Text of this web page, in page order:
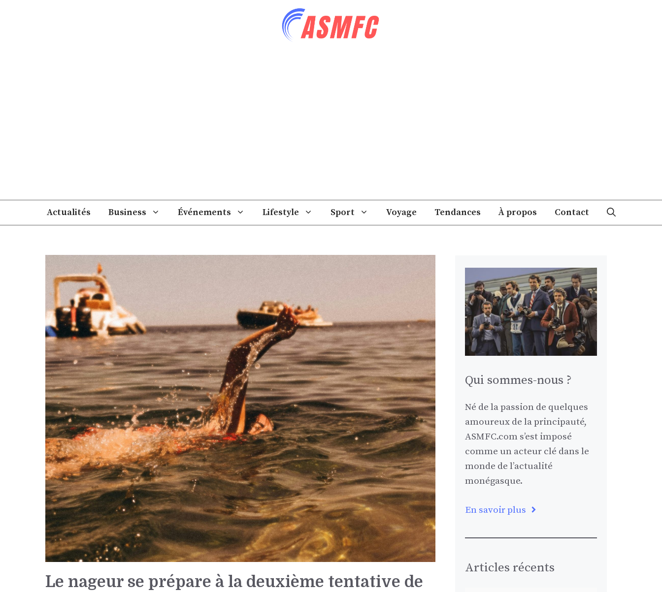
Actualités Business Événements Lifestyle Sport Voyage Tendances À propos Contact
Le nageur se prépare à la deuxième tentative de
Qui sommes-nous ?
Né de la passion de quelques
amoureux de la principauté,
ASMFC.com s’est imposé
comme un acteur clé dans le
monde de l’actualité
monégasque.
En savoir plus
Articles récents